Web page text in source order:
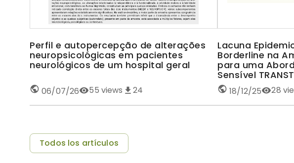
Perfil e autopercepção de alterações
neuropsicológicas em pacientes
neurológicos de um hospital geral
06/07/26 55 views 24
Lacuna
Borderline na
para uma
Sensível
AMÉRICA LATINA
18/12/25 28
Todos los artículos